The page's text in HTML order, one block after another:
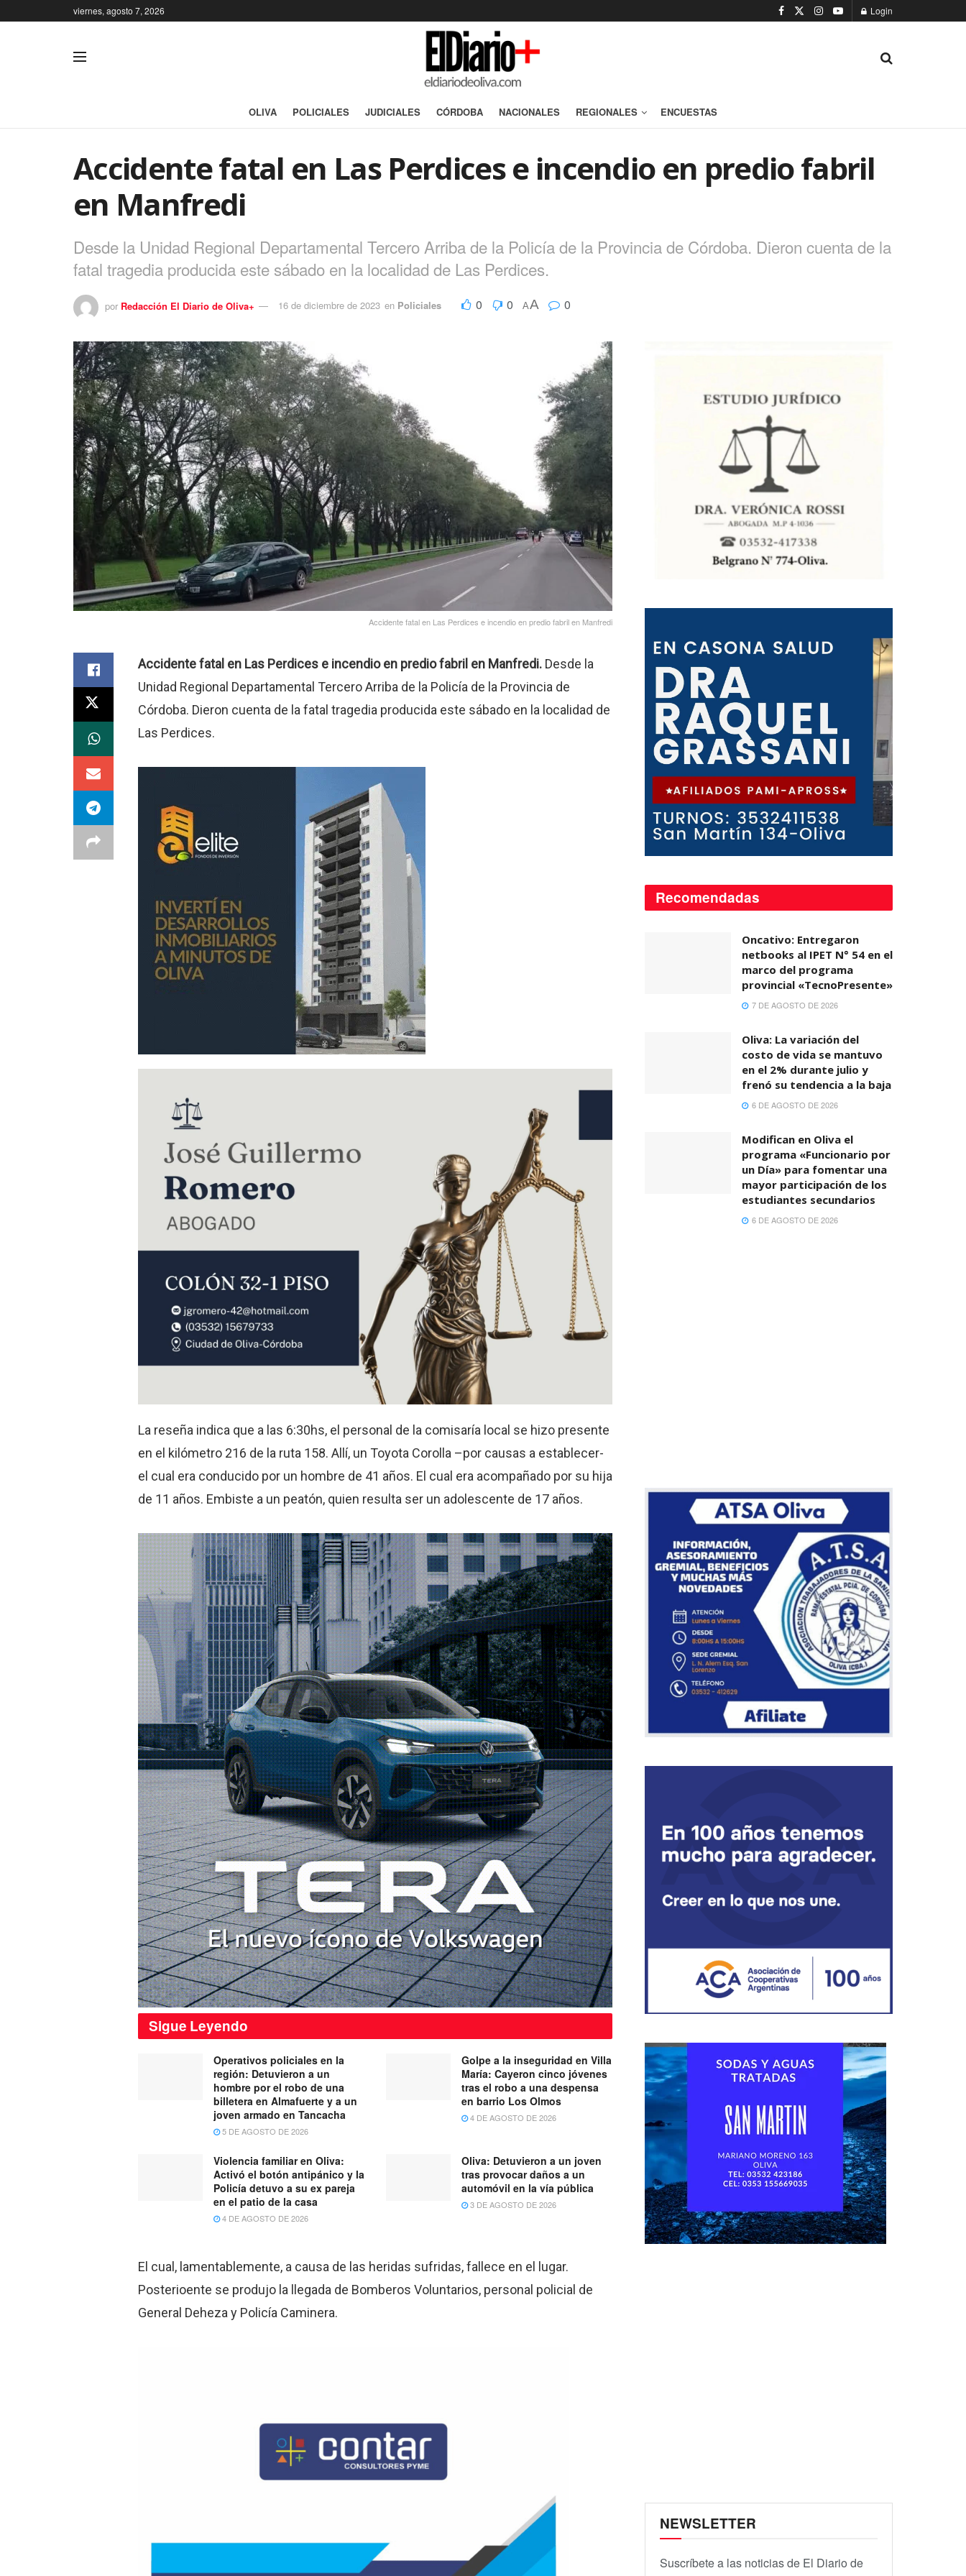
viernes, agosto 7, 2026 Login
OLIVA POLICIALES JUDICIALES CÓRDOBA NACIONALES REGIONALES ENCUESTAS
Accidente fatal en Las Perdices e incendio en predio fabril
en Manfredi
Desde la Unidad Regional Departamental Tercero Arriba de la Policía de la Provincia de Córdoba. Dieron cuenta de la
fatal tragedia producida este sábado en la localidad de Las Perdices.
por Redacción El Diario de Oliva+ 16 de diciembre de 2023 en Policiales 0 0 AA 0
Accidente fatal en Las Perdices e incendio en predio fabril en Manfredi
Accidente fatal en Las Perdices e incendio en predio fabril en Manfredi. Desde la
Unidad Regional Departamental Tercero Arriba de la Policía de la Provincia de
Córdoba. Dieron cuenta de la fatal tragedia producida este sábado en la localidad de
Las Perdices.
La reseña indica que a las 6:30hs, el personal de la comisaría local se hizo presente
en el kilómetro 216 de la ruta 158. Allí, un Toyota Corolla –por causas a establecer-
el cual era conducido por un hombre de 41 años. El cual era acompañado por su hija
de 11 años. Embiste a un peatón, quien resulta ser un adolescente de 17 años.
Sigue Leyendo
Operativos policiales en la
región: Detuvieron a un
hombre por el robo de una
billetera en Almafuerte y a un
joven armado en Tancacha
5 DE AGOSTO DE 2026
Golpe a la inseguridad en Villa
María: Cayeron cinco jóvenes
tras el robo a una despensa
en barrio Los Olmos
4 DE AGOSTO DE 2026
Violencia familiar en Oliva:
Activó el botón antipánico y la
Policía detuvo a su ex pareja
en el patio de la casa
4 DE AGOSTO DE 2026
Oliva: Detuvieron a un joven
tras provocar daños a un
automóvil en la vía pública
3 DE AGOSTO DE 2026
El cual, lamentablemente, a causa de las heridas sufridas, fallece en el lugar.
Posterioente se produjo la llegada de Bomberos Voluntarios, personal policial de
General Deheza y Policía Caminera.
Recomendadas
Oncativo: Entregaron
netbooks al IPET N° 54 en el
marco del programa
provincial «TecnoPresente»
7 DE AGOSTO DE 2026
Oliva: La variación del
costo de vida se mantuvo
en el 2% durante julio y
frenó su tendencia a la baja
6 DE AGOSTO DE 2026
Modifican en Oliva el
programa «Funcionario por
un Día» para fomentar una
mayor participación de los
estudiantes secundarios
6 DE AGOSTO DE 2026
NEWSLETTER
Suscríbete a las noticias de El Diario de